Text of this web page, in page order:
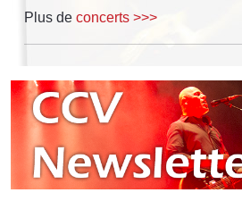
Plus de concerts >>>